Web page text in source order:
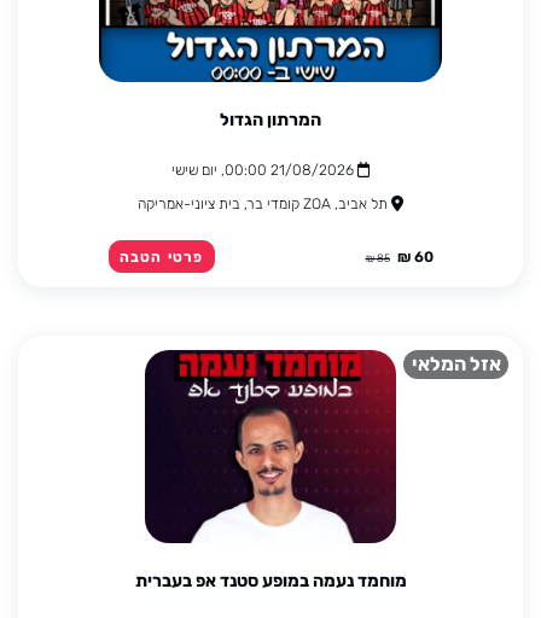
המרתון הגדול
21/08/2026 00:00, יום שישי
תל אביב, ZOA קומדי בר, בית ציוני-אמריקה
60 ₪
85 ₪ פרטי הטבה
אזל המלאי
מוחמד נעמה במופע סטנד אפ בעברית